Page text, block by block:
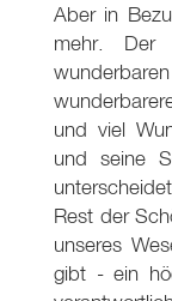
Aber in
mehr. Der
und viel
und seine
Rest der
unseres
gibt - ein